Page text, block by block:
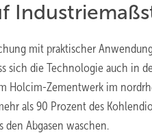
mit praktischer
sich die Technologie auch in
Holcim-Zementwerk im
als 90 Prozent des
den Abgasen waschen.